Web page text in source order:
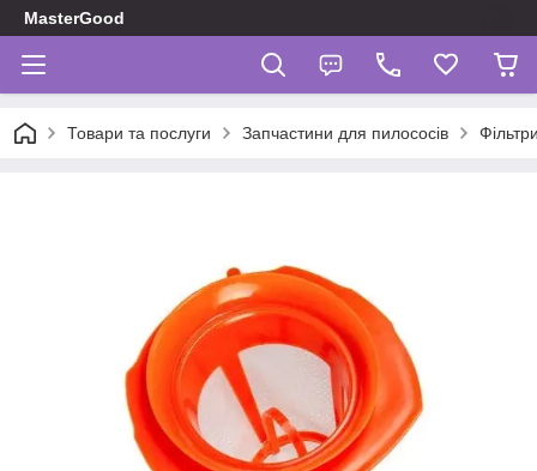
MasterGood
Товари та послуги Запчастини для пилососів